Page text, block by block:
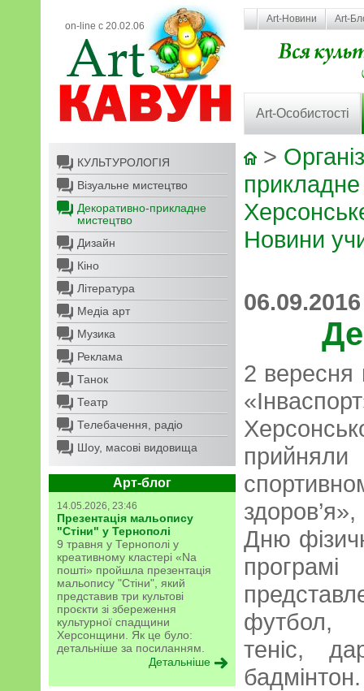
on-line с 20.02.06
Art-Новини Art-
Art-Особистості
КУЛЬТУРОЛОГІЯ
Візуальне мистецтво
Декоративно-прикладне
мистецтво
Дизайн
Кіно
Література
Медіа арт
Музика
Реклама
Танок
Театр
Телебачення, радіо
Шоу, масові видовища
Арт-блог
14.05.2026, 23:46
Презентація мальопису
"Стіни" у Тернополі
9 травня у Тернополі у
креативному кластері «Na
пошті» пройшла презентація
мальопису "Стіни", який
представив три культові
проєкти зі збереження
культурної спадщини
Херсонщини. Як це було:
детальніше за посиланням.
Детальніше
>
Новини
2 вересня
прийняли
Дню
футбол,
теніс,
бадмінтон.